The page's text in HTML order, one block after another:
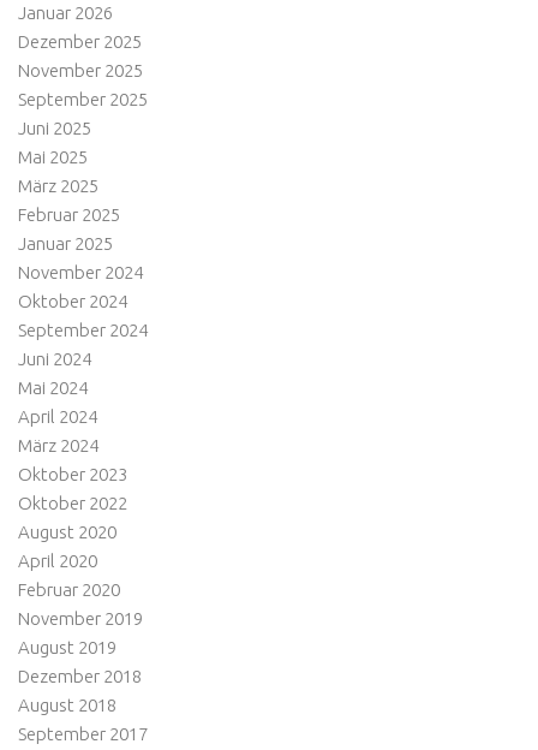
Januar 2026
Dezember 2025
November 2025
September 2025
Juni 2025
Mai 2025
März 2025
Februar 2025
Januar 2025
November 2024
Oktober 2024
September 2024
Juni 2024
Mai 2024
April 2024
März 2024
Oktober 2023
Oktober 2022
August 2020
April 2020
Februar 2020
November 2019
August 2019
Dezember 2018
August 2018
September 2017